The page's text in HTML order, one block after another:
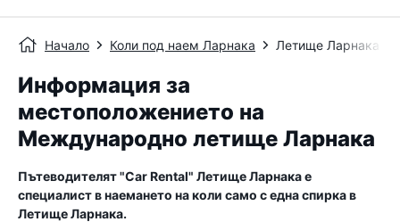
Начало Коли под наем Ларнака Летище Ларнака
Информация за
местоположението на
Международно летище Ларнака
Пътеводителят "Car Rental" Летище Ларнакае
специалист в наемането на коли само с една спирка в
Летище Ларнака.